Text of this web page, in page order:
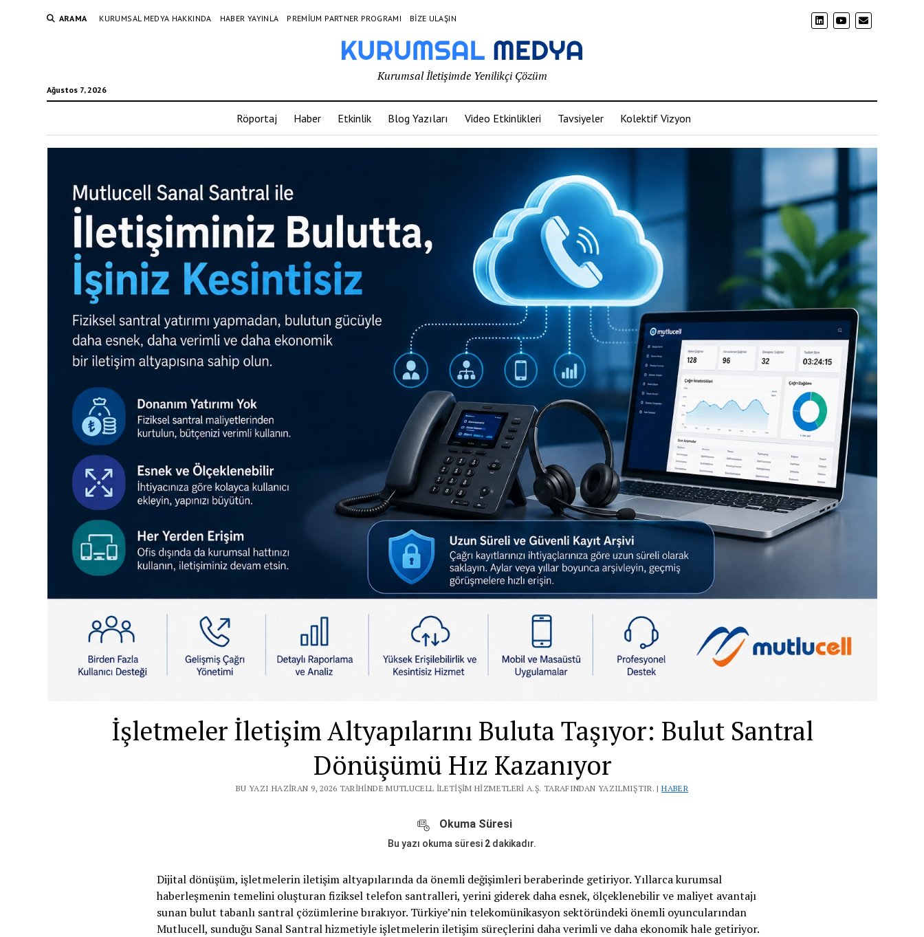
ARAMA KURUMSAL MEDYA HAKKINDA HABER YAYINLA PREMIUM PARTNER PROGRAMI BIZE ULAŞIN
Ağustos 7, 2026
Kurumsal İletişimde Yenilikçi Çözüm
Röportaj Haber Etkinlik Blog Yazıları Video Etkinlikleri Tavsiyeler Kolektif Vizyon
İşletmeler İletişim Altyapılarını Buluta Taşıyor: Bulut Santral
Dönüşümü Hız Kazanıyor
BU YAZI HAZIRAN 9, 2026 TARIHINDE MUTLUCELL İLETIŞIM HIZMETLERI A.Ş. TARAFINDAN YAZILMIŞTIR. |HABER
Okuma Süresi
Bu yazı okuma süresi 2 dakikadır.
Dijital dönüşüm, işletmelerin iletişim altyapılarında da önemli değişimleri beraberinde getiriyor. Yıllarca kurumsal
haberleşmenin temelini oluşturan fiziksel telefon santralleri, yerini giderek daha esnek, ölçeklenebilir ve maliyet avantajı
sunan bulut tabanlı santral çözümlerine bırakıyor. Türkiye’nin telekomünikasyon sektöründeki önemli oyuncularından
Mutlucell, sunduğu Sanal Santral hizmetiyle işletmelerin iletişim süreçlerini daha verimli ve daha ekonomik hale getiriyor.